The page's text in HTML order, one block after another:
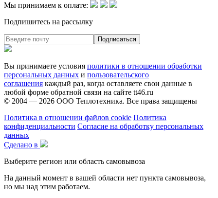
Мы принимаем к оплате:
Подпишитесь на рассылку
Вы принимаете условия политики в отношении обработки
персональных данных и пользовательского
соглашения каждый раз, когда оставляете свои данные в
любой форме обратной связи на сайте tt46.ru
© 2004 — 2026 ООО Теплотехника. Все права защищены
Политика в отношении файлов cookie Политика
конфиденциальности Согласие на обработку персональных
данных
Сделано в
Выберите регион или область самовывоза
На данный момент в вашей области нет пункта самовывоза,
но мы над этим работаем.